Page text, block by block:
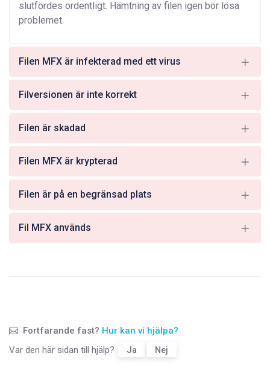
slutfördes ordentligt. Hämtning av filen igen bör lösa
problemet.
Filen MFX är infekterad med ett virus
Filversionen är inte korrekt
Filen är skadad
Filen MFX är krypterad
Filen är på en begränsad plats
Fil MFX används
Fortfarande fast? Hur kan vi hjälpa?
Var den här sidan till hjälp?
Ja Nej